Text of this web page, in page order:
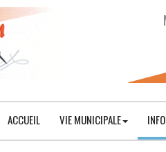
ACCUEIL VIE MUNICIPALE